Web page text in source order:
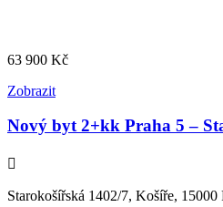
63 900 Kč
Zobrazit
Nový byt 2+kk Praha 5 –
Starokošířská 1402/7, Košíře, 15000